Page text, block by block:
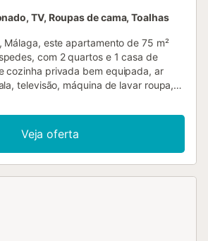
TV, Roupas de cama, Toalhas
Málaga, este apartamento de 75 m²
com 2 quartos e 1 casa de
cozinha privada bem equipada, ar
televisão, máquina de lavar roupa,
uma vista magnífica sobre o mar e
familiares, como berço e cadeira
vosso terraço coberto privado, perfeito
do sol espanhol. Têm ainda
Veja oferta